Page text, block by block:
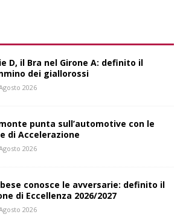
D, il Bra nel Girone A: definito il
dei giallorossi
2026
punta sull’automotive con le
di Accelerazione
2026
conosce le avversarie: definito il
di Eccellenza 2026/2027
2026